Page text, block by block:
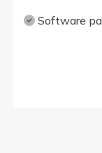
Software